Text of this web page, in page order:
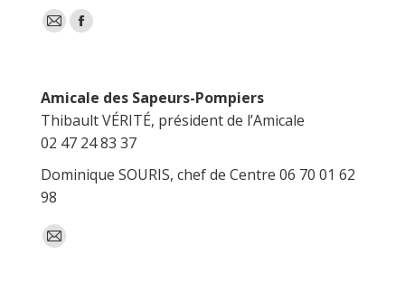
E-
Facebook
Amicale des Sapeurs-Pompiers
Thibault VÉRITÉ, président de l’Amicale
02 47 24 83 37
Dominique SOURIS, chef de Centre 06 70 01 62
98
E-